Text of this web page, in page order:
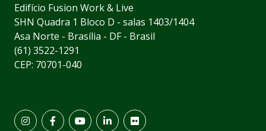
Edifício Fusion Work & Live
SHN Quadra 1 Bloco D - salas 1403/1404
Asa Norte - Brasília - DF - Brasil
(61) 3522-1291
CEP: 70701-040